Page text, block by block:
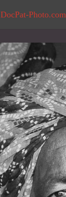
DocPat-Photo.com